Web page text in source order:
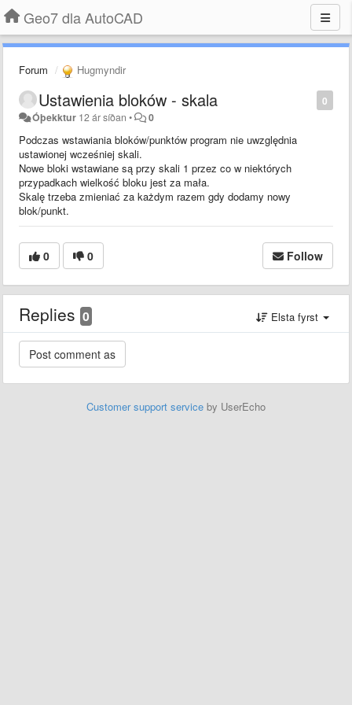
Geo7 dla AutoCAD
Forum Hugmyndir
0
Ustawienia bloków - skala
Óþekktur 12 ár síðan • 0
Podczas wstawiania bloków/punktów program nie uwzględnia
ustawionej wcześniej skali.
Nowe bloki wstawiane są przy skali 1 przez co w niektórych
przypadkach wielkość bloku jest za mała.
Skalę trzeba zmieniać za każdym razem gdy dodamy nowy
blok/punkt.
0 0 Follow
Replies 0 Elsta fyrst
Customer support service by UserEcho